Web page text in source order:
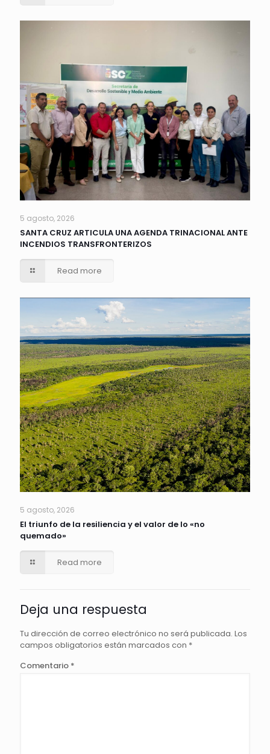
5 agosto, 2026
SANTA CRUZ ARTICULA UNA AGENDA TRINACIONAL ANTE
INCENDIOS TRANSFRONTERIZOS
Read more
5 agosto, 2026
El triunfo de la resiliencia y el valor de lo «no
quemado»
Read more
Deja una respuesta
Tu dirección de correo electrónico no será publicada. Los
campos obligatorios están marcados con *
Comentario *